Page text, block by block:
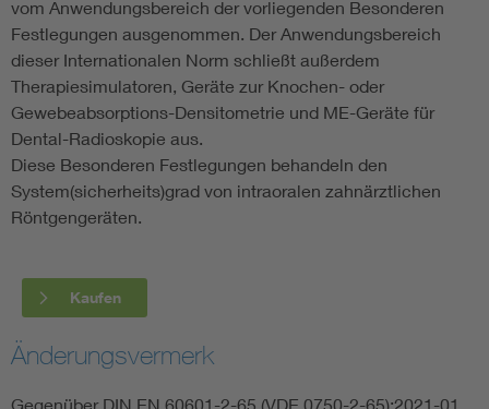
vom Anwendungsbereich der vorliegenden Besonderen
Festlegungen ausgenommen. Der Anwendungsbereich
dieser Internationalen Norm schließt außerdem
Therapiesimulatoren, Geräte zur Knochen- oder
Gewebeabsorptions-Densitometrie und ME-Geräte für
Dental-Radioskopie aus.
Diese Besonderen Festlegungen behandeln den
System(sicherheits)grad von intraoralen zahnärztlichen
Röntgengeräten.
Kaufen
Änderungsvermerk
Gegenüber DIN EN 60601-2-65 (VDE 0750-2-65):2021-01